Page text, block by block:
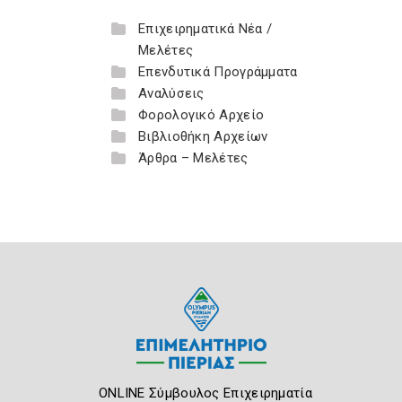
Επιχειρηματικά Νέα /
Μελέτες
Επενδυτικά Προγράμματα
Αναλύσεις
Φορολογικό Αρχείο
Βιβλιοθήκη Αρχείων
Άρθρα – Μελέτες
ONLINE Σύμβουλος Επιχειρηματία